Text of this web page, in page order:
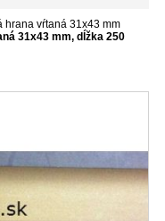
hrana vŕtaná 31x43 mm
31x43 mm, dĺžka 250